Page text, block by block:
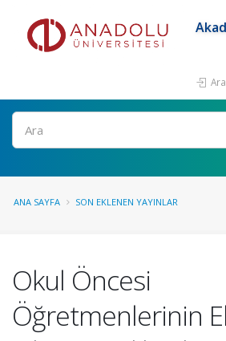
Ara
ANA SAYFA SON EKLENEN YAYINLAR
Okul Öncesi
Öğretmenlerinin